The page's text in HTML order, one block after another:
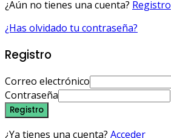
¿Aún no tienes una cuenta? Registro
¿Has olvidado tu contraseña?
Registro
Correo electrónico
Contraseña
Registro
¿Ya tienes una cuenta? Acceder